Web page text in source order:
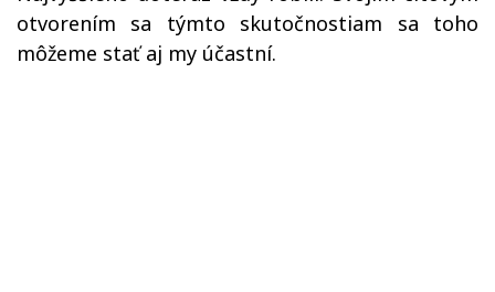
otvorením sa týmto skutočnostiam sa toho
môžeme stať aj my účastní.